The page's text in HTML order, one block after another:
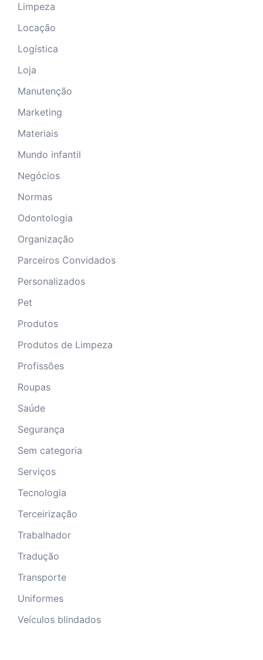
Limpeza
Locação
Logística
Loja
Manutenção
Marketing
Materiais
Mundo infantil
Negócios
Normas
Odontologia
Organização
Parceiros Convidados
Personalizados
Pet
Produtos
Produtos de Limpeza
Profissões
Roupas
Saúde
Segurança
Sem categoria
Serviços
Tecnologia
Terceirização
Trabalhador
Tradução
Transporte
Uniformes
Veículos blindados